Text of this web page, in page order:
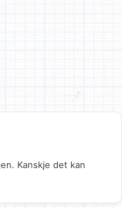
Kanskje det kan